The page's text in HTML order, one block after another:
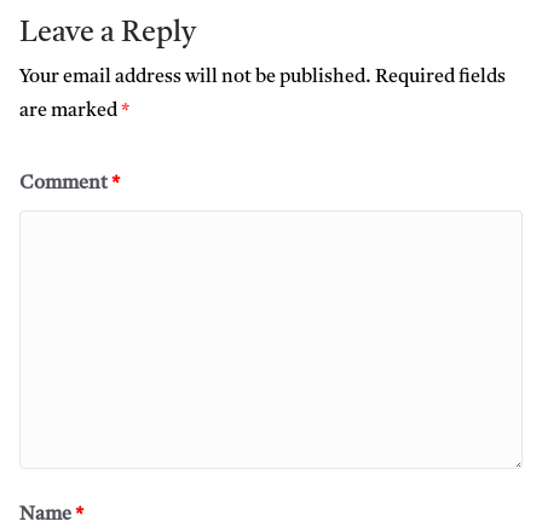
Leave a Reply
Your email address will not be published. Required fields
are marked*
Comment*
Name*